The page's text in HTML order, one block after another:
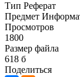
Тип Реферат
Предмет
Просмотров
1800
Размер файла
618 б
Поделиться